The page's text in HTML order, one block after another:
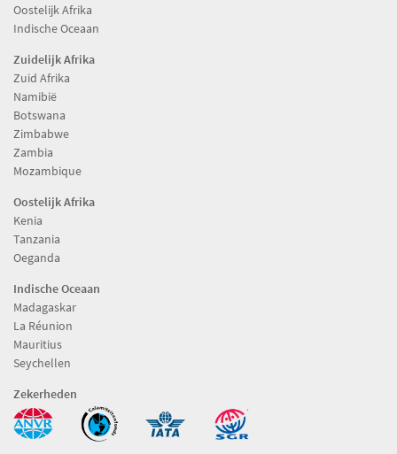
Oostelijk Afrika
Indische Oceaan
Zuidelijk Afrika
Zuid Afrika
Namibië
Botswana
Zimbabwe
Zambia
Mozambique
Oostelijk Afrika
Kenia
Tanzania
Oeganda
Indische Oceaan
Madagaskar
La Réunion
Mauritius
Seychellen
Zekerheden